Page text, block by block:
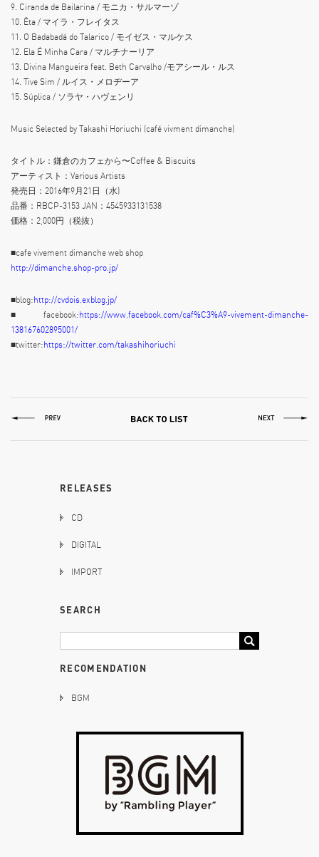
9. Ciranda de Bailarina / モニカ・サルマーゾ
10. Êta / マイラ・フレイタス
11. O Badabadá do Talarico / モイゼス・マルケス
12. Ela É Minha Cara / マルチナーリア
13. Divina Mangueira feat. Beth Carvalho /モアシール・ルス
14. Tive Sim / ルイス・メロヂーア
15. Súplica / ソラヤ・ハヴェンリ
Music Selected by Takashi Horiuchi (café vivment dimanche)
タイトル：鎌倉のカフェから〜Coffee & Biscuits
アーティスト：Various Artists
発売日：2016年9月21日（水)
品番：RBCP-3153 JAN：4545933131538
価格：2,000円（税抜）
■cafe vivement dimanche web shop
http://dimanche.shop-pro.jp/
■blog:http://cvdois.exblog.jp/
■facebook:https://www.facebook.com/caf%C3%A9-vivement-dimanche-
138167602895001/
■twitter:https://twitter.com/takashihoriuchi
RELEASES
CD
DIGITAL
IMPORT
SEARCH
RECOMENDATION
BGM